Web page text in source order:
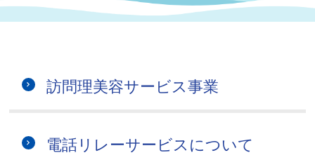
訪問理美容サービス事業
電話リレーサービスについて